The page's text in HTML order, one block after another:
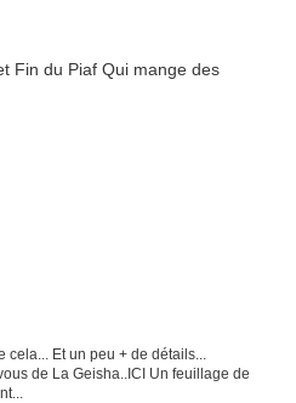
Et un peu + de détails...
de La Geisha..ICI Un feuillage de